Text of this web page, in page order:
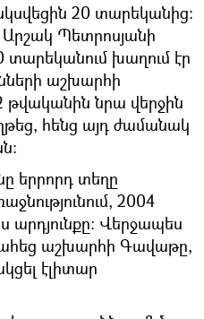
20 տարեկանից։
Պետրոսյանի
տարեկանում խաղում էր
աշխարհի
թվականին նրա վերջին
հենց այդ ժամանակ
երրորդ տեղը
2004
արդյունքը։ Վերջապես
աշխարհի Գավաթը,
էլիտար